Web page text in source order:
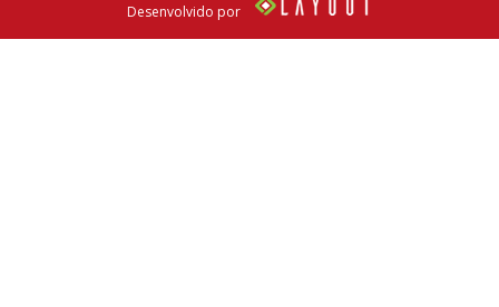
Desenvolvido por